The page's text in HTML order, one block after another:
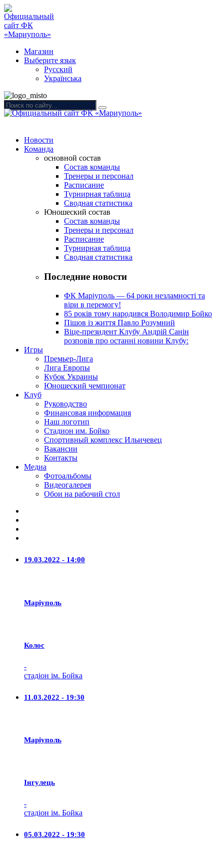
Магазин
Выберите язык
Русский
Українська
Новости
Команда
основной состав
Состав команды
Тренеры и персонал
Расписание
Турнирная таблица
Сводная статистика
Юношеский состав
Состав команды
Тренеры и персонал
Расписание
Турнирная таблица
Сводная статистика
Последние новости
ФК Маріуполь — 64 роки незламності та
віри в перемогу!
85 років тому народився Володимир Бойко
Пішов із життя Павло Розумний
Віце-президент Клубу Андрій Санін
розповів про останні новини Клубу:
Игры
Премьер-Лига
Лига Европы
Кубок Украины
Юношеский чемпионат
Клуб
Руководство
Финансовая информация
Наш логотип
Стадион им. Бойко
Спортивный комплекс Ильичевец
Вакансии
Контакты
Медиа
Фотоальбомы
Видеогалерея
Обои на рабочий стол
19.03.2022 - 14:00
Маріуполь
Колос
-
стадіон ім. Бойка
11.03.2022 - 19:30
Маріуполь
Iнгулець
-
стадіон ім. Бойка
05.03.2022 - 19:30